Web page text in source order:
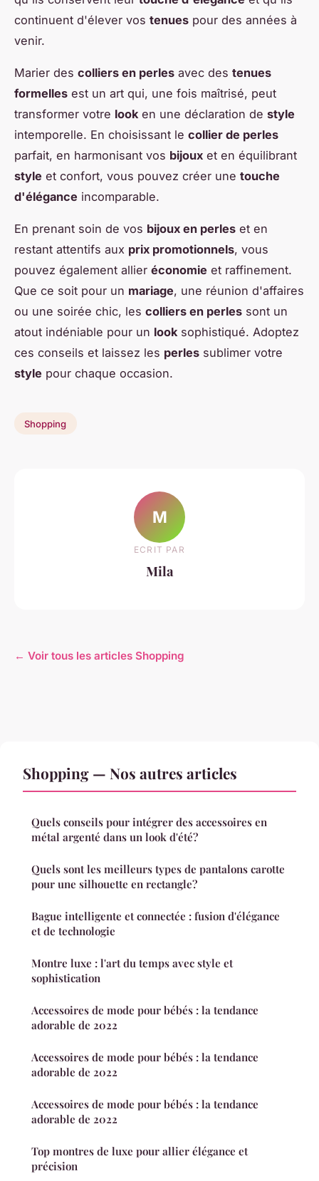
continuent d'élever vos tenues pour des années à
venir.
Marier des colliers en perles avec des tenues
formelles est un art qui, une fois maîtrisé, peut
transformer votre look en une déclaration de style
intemporelle. En choisissant le collier de perles
parfait, en harmonisant vos bijoux et en équilibrant
style et confort, vous pouvez créer une touche
d'élégance incomparable.
En prenant soin de vos bijoux en perles et en
restant attentifs aux prix promotionnels, vous
pouvez également allier économie et raffinement.
Que ce soit pour un mariage, une réunion d'affaires
ou une soirée chic, les colliers en perles sont un
atout indéniable pour un look sophistiqué. Adoptez
ces conseils et laissez les perles sublimer votre
style pour chaque occasion.
Shopping
M
ECRIT PAR
Mila
← Voir tous les articles Shopping
Shopping — Nos autres articles
Quels conseils pour intégrer des accessoires en
métal argenté dans un look d'été?
Quels sont les meilleurs types de pantalons carotte
pour une silhouette en rectangle?
Bague intelligente et connectée : fusion d'élégance
et de technologie
Montre luxe : l'art du temps avec style et
sophistication
Accessoires de mode pour bébés : la tendance
adorable de 2022
Accessoires de mode pour bébés : la tendance
adorable de 2022
Accessoires de mode pour bébés : la tendance
adorable de 2022
Top montres de luxe pour allier élégance et
précision